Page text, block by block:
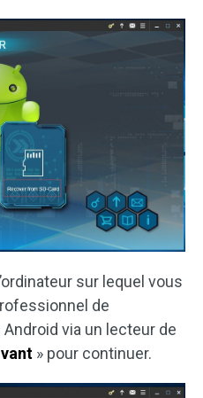
sur lequel vous
de
via un lecteur de
» pour continuer.